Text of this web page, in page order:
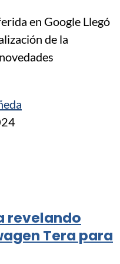
en Google Llegó
de la
revelando
Tera para